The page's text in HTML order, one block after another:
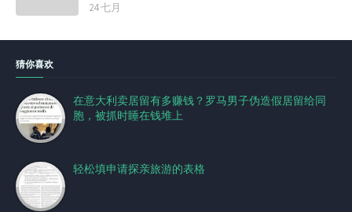
24 七月
猜你喜欢
在意大利卖居留有多赚钱？罗马男子伪造假居留给同
胞，被抓时睡在钱堆上
轻松填申请探亲旅游的表格